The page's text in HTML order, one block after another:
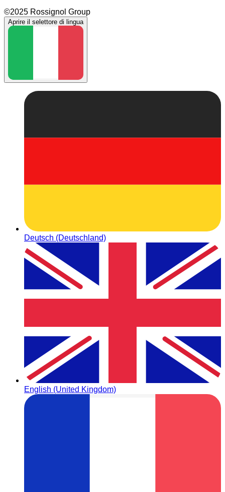
©2025 Rossignol Group
Aprire il selettore di lingua
Deutsch (Deutschland)
English (United Kingdom)